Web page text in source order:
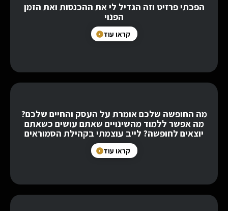
הפכתי פרזיט וזה הגדיל לי את ההכנסות ואת הזמן
הפנוי
קראו עוד
מה החופשה שלכם אומרת על העסק והחיים שלכם?
מה אפשר ללמוד מהשינויים שאתם עושים כשאתם
יוצאים לחופשה? לייב עוצמתי בקהילת הסמוראים
קראו עוד